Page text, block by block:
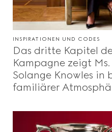
INSPIRATIONEN UND CODES
Das dritte Kapitel
Kampagne zeigt
Solange Knowles in
familiärer